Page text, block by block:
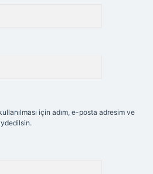
için adım, e-posta adresim ve